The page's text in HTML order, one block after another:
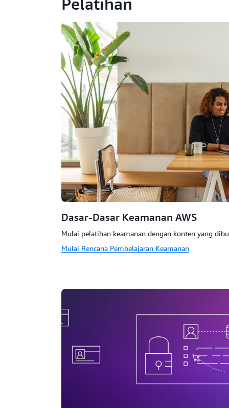
Dasar-Dasar Keamanan AWS
Mulai pelatihan keamanan dengan konten yang
Mulai Rencana Pembelajaran Keamanan